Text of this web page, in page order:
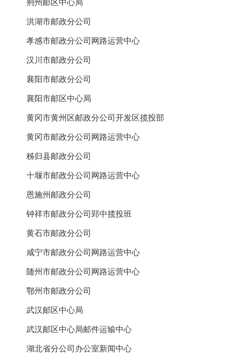
荆州邮区中心局
洪湖市邮政分公司
孝感市邮政分公司网路运营中心
汉川市邮政分公司
襄阳市邮政分公司
襄阳市邮区中心局
黄冈市黄州区邮政分公司开发区揽投部
黄冈市邮政分公司网路运营中心
秭归县邮政分公司
十堰市邮政分公司网路运营中心
恩施州邮政分公司
钟祥市邮政分公司郢中揽投班
黄石市邮政分公司
咸宁市邮政分公司网路运营中心
随州市邮政分公司网路运营中心
鄂州市邮政分公司
武汉邮区中心局
武汉邮区中心局邮件运输中心
湖北省分公司办公室新闻中心